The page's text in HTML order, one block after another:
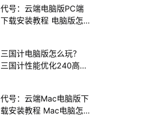
代号：云端电脑版PC端
下载安装教程 电脑版怎
三国计电脑版怎么玩？
三国计性能优化240高帧
代号：云端Mac电脑版下
载安装教程 Mac电脑怎